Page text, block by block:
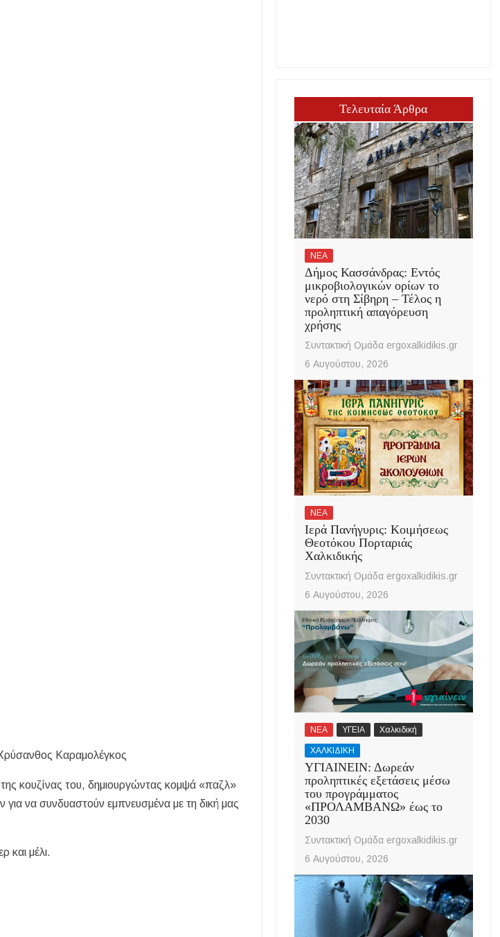
Καραμολέγκος
κουζίνας του, δημιουργώντας κομψά «παζλ»
να συνδυαστούν εμπνευσμένα με τη δική μας
και μέλι.
Τελευταία Άρθρα
ΝΕΑ
Δήμος Κασσάνδρας: Εντός
μικροβιολογικών ορίων το
νερό στη Σίβηρη – Τέλος η
προληπτική απαγόρευση
χρήσης
Συντακτική Ομάδα ergoxalkidikis.gr
6 Αυγούστου, 2026
ΝΕΑ
Ιερά Πανήγυρις: Κοιμήσεως
Θεοτόκου Πορταριάς
Χαλκιδικής
Συντακτική Ομάδα ergoxalkidikis.gr
6 Αυγούστου, 2026
ΝΕΑ ΥΓΕΙΑ Χαλκιδική
ΧΑΛΚΙΔΙΚΗ
ΥΓΙΑΙΝΕΙΝ: Δωρεάν
προληπτικές εξετάσεις μέσω
του προγράμματος
«ΠΡΟΛΑΜΒΑΝΩ» έως το
2030
Συντακτική Ομάδα ergoxalkidikis.gr
6 Αυγούστου, 2026